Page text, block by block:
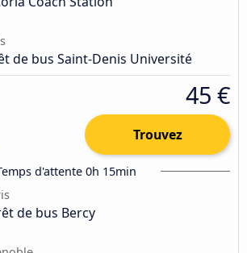
de bus Saint-Denis Université
45 €
Trouvez
d'attente 0h 15min
de bus Bercy